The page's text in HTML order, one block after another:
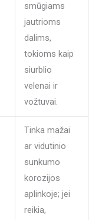
smūgiams
jautrioms
dalims,
tokioms kaip
siurblio
velenai ir
vožtuvai.
Tinka mažai
ar vidutinio
sunkumo
korozijos
aplinkoje; jei
reikia,